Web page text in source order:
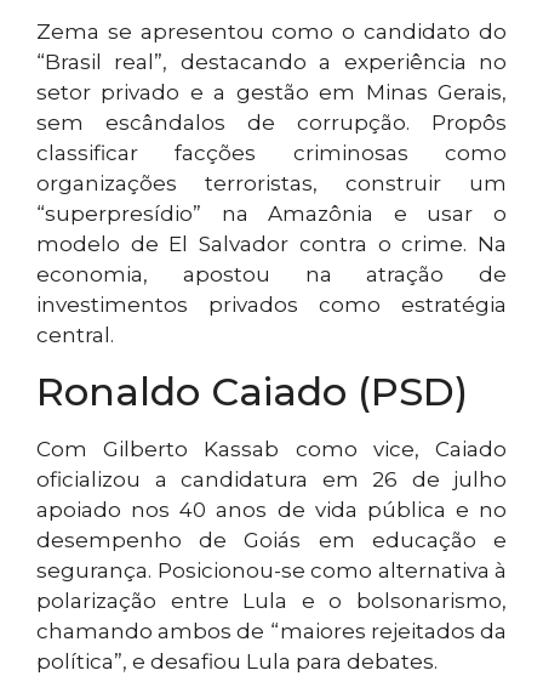
Zema se apresentou como o candidato do
“Brasil real”, destacando a experiência no
setor privado e a gestão em Minas Gerais,
sem escândalos de corrupção. Propôs
classificar facções criminosas como
organizações terroristas, construir um
“superpresídio” na Amazônia e usar o
modelo de El Salvador contra o crime. Na
economia, apostou na atração de
investimentos privados como estratégia
central.
Ronaldo Caiado (PSD)
Com Gilberto Kassab como vice, Caiado
oficializou a candidatura em 26 de julho
apoiado nos 40 anos de vida pública e no
desempenho de Goiás em educação e
segurança. Posicionou-se como alternativa à
polarização entre Lula e o bolsonarismo,
chamando ambos de “maiores rejeitados da
política”, e desafiou Lula para debates.